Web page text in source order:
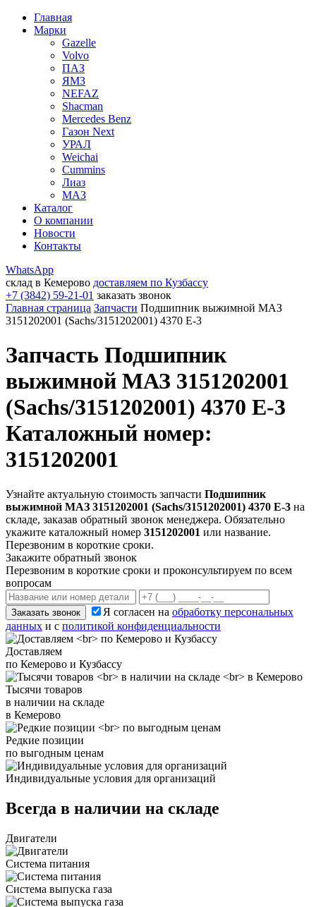
Главная
Марки
Gazelle
Volvo
ПАЗ
ЯМЗ
NEFAZ
Shacman
Mercedes Benz
Газон Next
УРАЛ
Weichai
Cummins
Лиаз
МАЗ
Каталог
О компании
Новости
Контакты
WhatsApp
склад в Кемерово доставляем по Кузбассу
+7 (3842) 59-21-01 заказать звонок
Главная страница Запчасти Подшипник выжимной МАЗ
3151202001 (Sachs/3151202001) 4370 Е-3
Запчасть Подшипник
выжимной МАЗ 3151202001
(Sachs/3151202001) 4370 Е-3
Каталожный номер:
3151202001
Узнайте актуальную стоимость запчасти Подшипник
выжимной МАЗ 3151202001 (Sachs/3151202001) 4370 Е-3 на
складе, заказав обратный звонок менеджера. Обязательно
укажите каталожный номер 3151202001 или название.
Перезвоним в короткие сроки.
Закажите обратный звонок
Перезвоним в короткие сроки и проконсультируем по всем
вопросам
Заказать звонок Я согласен на обработку персональных
данных и с политикой конфиденциальности
Доставляем
по Кемерово и Кузбассу
Тысячи товаров
в наличии на складе
в Кемерово
Редкие позиции
по выгодным ценам
Индивидуальные условия для организаций
Всегда в наличии на складе
Двигатели
Система питания
Система выпуска газа